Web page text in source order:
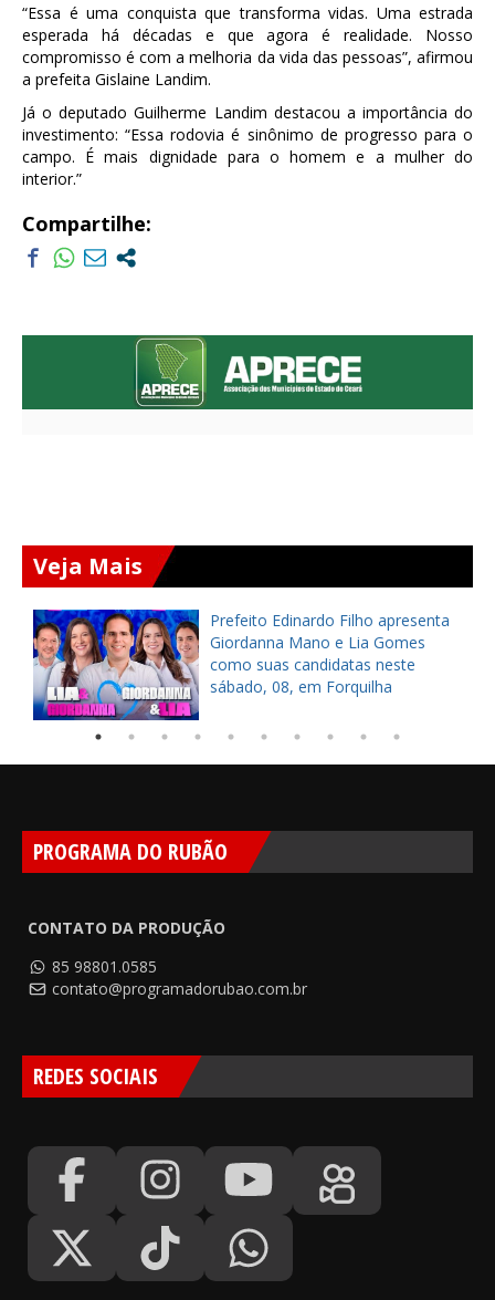
“Essa é uma conquista que transforma vidas. Uma estrada
esperada há décadas e que agora é realidade. Nosso
compromisso é com a melhoria da vida das pessoas”, afirmou
a prefeita Gislaine Landim.
Já o deputado Guilherme Landim destacou a importância do
investimento: “Essa rodovia é sinônimo de progresso para o
campo. É mais dignidade para o homem e a mulher do
interior.”
Compartilhe:
Veja Mais
Prefeito Edinardo Filho apresenta
Giordanna Mano e Lia Gomes
como suas candidatas neste
sábado, 08, em Forquilha
PROGRAMA DO RUBÃO
CONTATO DA PRODUÇÃO
85 98801.0585
contato@programadorubao.com.br
REDES SOCIAIS